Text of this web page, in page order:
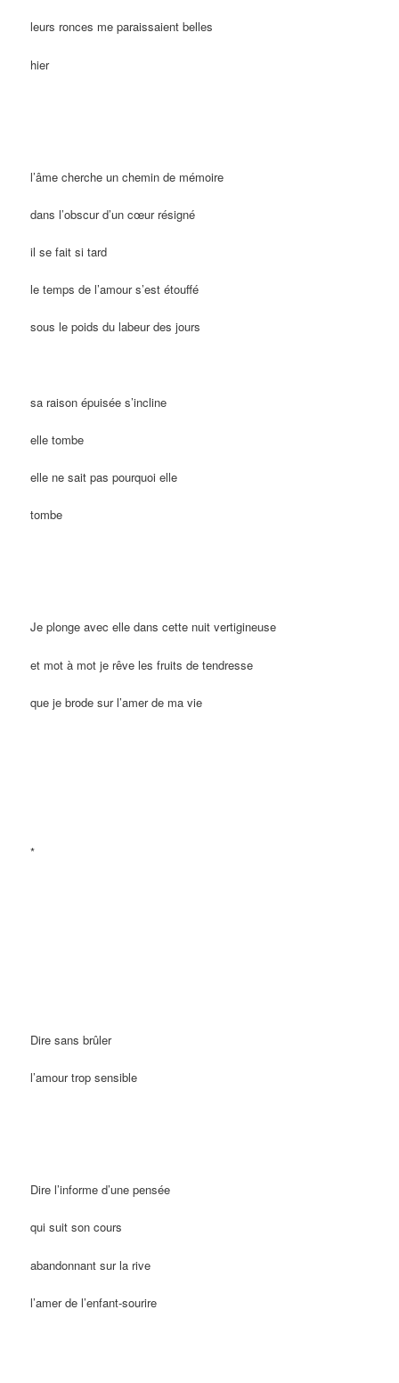
leurs ronces me paraissaient belles
hier
l’âme cherche un chemin de mémoire
dans l’obscur d’un cœur résigné
il se fait si tard
le temps de l’amour s’est étouffé
sous le poids du labeur des jours
sa raison épuisée s’incline
elle tombe
elle ne sait pas pourquoi elle
tombe
Je plonge avec elle dans cette nuit vertigineuse
et mot à mot je rêve les fruits de tendresse
que je brode sur l’amer de ma vie
*
Dire sans brûler
l’amour trop sensible
Dire l’informe d’une pensée
qui suit son cours
abandonnant sur la rive
l’amer de l’enfant-sourire